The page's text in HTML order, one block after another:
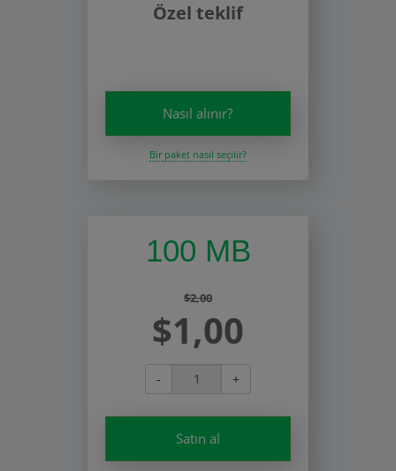
Özel teklif
Nasıl alınır?
Bir paket nasıl seçilir?
100 MB
$2,00
$1,00
- +
Satın al